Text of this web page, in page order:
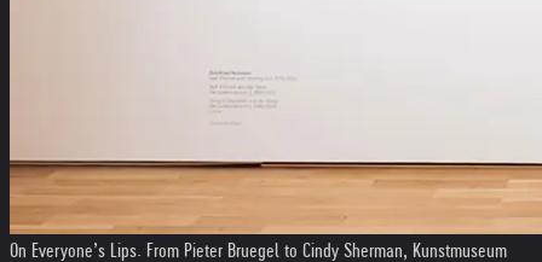
On Everyone’s Lips. From Pieter Bruegel to Cindy Sherman, Kunstmuseum